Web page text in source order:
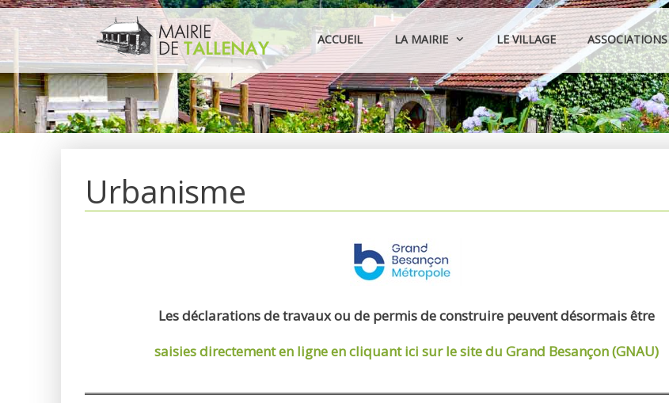
Aller
au
contenu
ACCUEIL LA MAIRIE LE VILLAGE ASSOCIATIONS
Urbanisme
Les déclarations de travaux ou de permis de construire peuvent désormais être
saisies directement en ligneen cliquant ici sur le site du Grand Besançon (GNAU)